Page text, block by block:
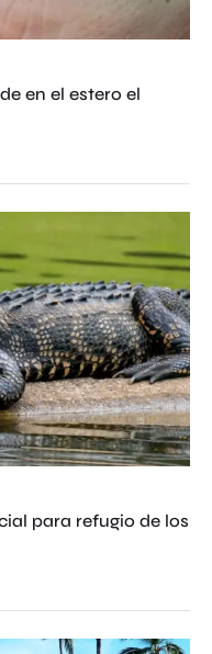
en el estero el
para refugio de los